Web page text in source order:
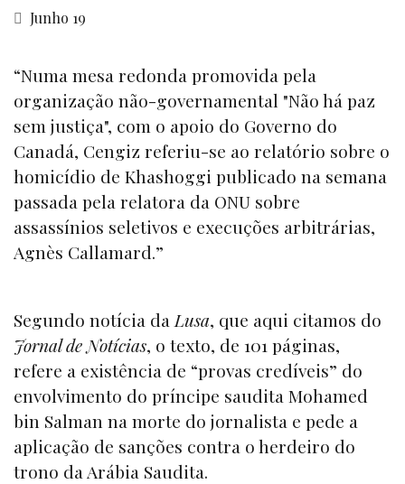
Junho 19
“Numa mesa redonda promovida pela
organização não-governamental "Não há paz
sem justiça", com o apoio do Governo do
Canadá, Cengiz referiu-se ao relatório sobre o
homicídio de Khashoggi publicado na semana
passada pela relatora da ONU sobre
assassínios seletivos e execuções arbitrárias,
Agnès Callamard.”
Segundo notícia da Lusa, que aqui citamos do
Jornal de Notícias, o texto, de 101 páginas,
refere a existência de “provas credíveis” do
envolvimento do príncipe saudita Mohamed
bin Salman na morte do jornalista e pede a
aplicação de sanções contra o herdeiro do
trono da Arábia Saudita.